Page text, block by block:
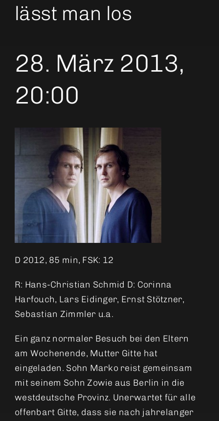
lässt man los
28. März 2013,
20:00
D 2012, 85 min, FSK: 12
R: Hans-Christian Schmid D: Corinna
Harfouch, Lars Eidinger, Ernst Stötzner,
Sebastian Zimmler u.a.
Ein ganz normaler Besuch bei den Eltern
am Wochenende, Mutter Gitte hat
eingeladen. Sohn Marko reist gemeinsam
mit seinem Sohn Zowie aus Berlin in die
westdeutsche Provinz. Unerwartet für alle
offenbart Gitte, dass sie nach jahrelanger